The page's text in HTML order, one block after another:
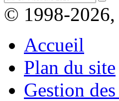
© 1998-2026,
Accueil
Plan du site
Gestion